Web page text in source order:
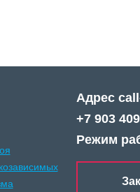
Адрес
+7 903
Режим